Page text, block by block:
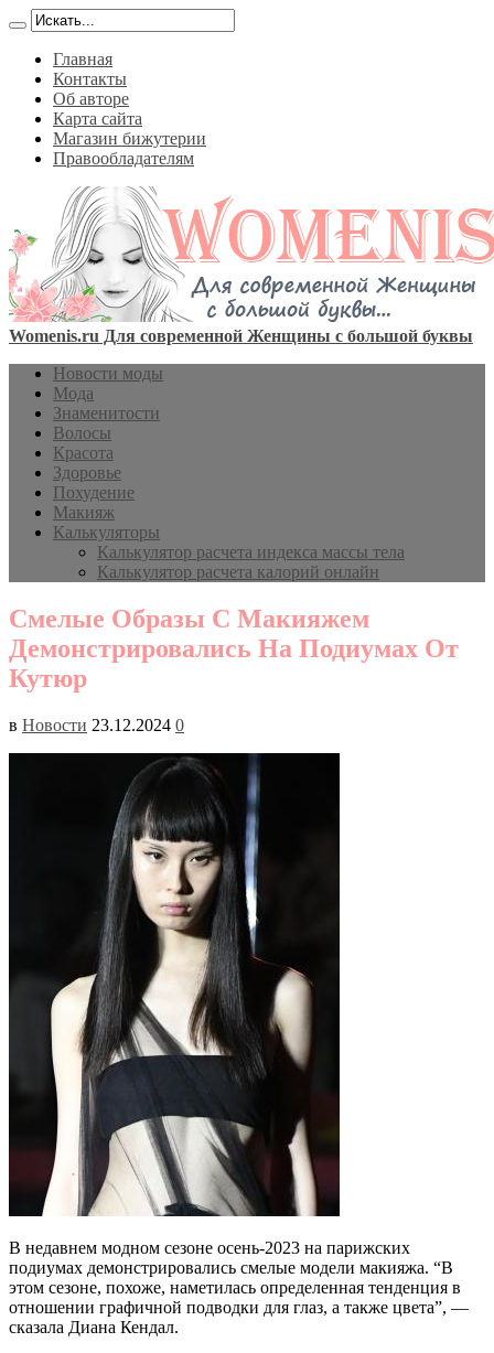
Главная
Контакты
Об авторе
Карта сайта
Магазин бижутерии
Правообладателям
Womenis.ru Для современной Женщины с большой буквы
Новости моды
Мода
Знаменитости
Волосы
Красота
Здоровье
Похудение
Макияж
Калькуляторы
Калькулятор расчета индекса массы тела
Калькулятор расчета калорий онлайн
Смелые Образы С Макияжем
Демонстрировались На Подиумах От
Кутюр
в Новости 23.12.2024 0
В недавнем модном сезоне осень-2023 на парижских
подиумах демонстрировались смелые модели макияжа. “В
этом сезоне, похоже, наметилась определенная тенденция в
отношении графичной подводки для глаз, а также цвета”, —
сказала Диана Кендал.